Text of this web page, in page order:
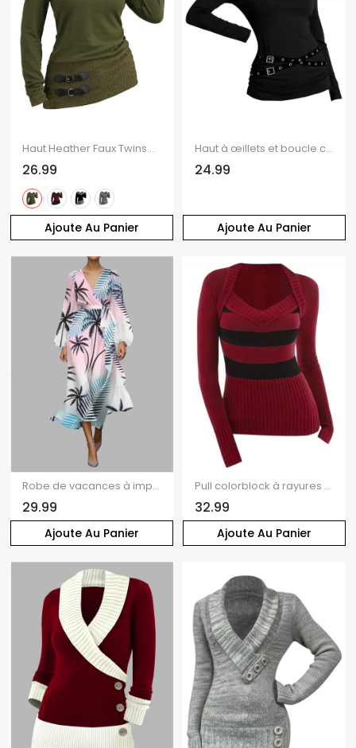
Ajoute Au Panier
Haut Heather Faux Twinset texturé à manches longues et col en V, 2 en 1
26.99
Ajoute Au Panier
Haut à œillets et boucle croisée à manches longues uni
24.99
Ajoute Au Panier
Robe de vacances à imprimé ombré de feuilles de cocotier, robe cache-cœur à ceinture.
29.99
Ajoute Au Panier
Pull colorblock à rayures et manches longues texturées
32.99